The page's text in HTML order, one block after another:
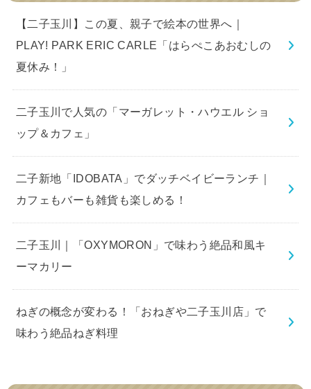
【二子玉川】この夏、親子で絵本の世界へ｜
PLAY! PARK ERIC CARLE「はらぺこあおむしの
夏休み！」
二子玉川で人気の「マーガレット・ハウエル ショ
ップ＆カフェ」
二子新地「IDOBATA」でダッチベイビーランチ｜
カフェもバーも雑貨も楽しめる！
二子玉川｜「OXYMORON」で味わう絶品和風キ
ーマカリー
ねぎの概念が変わる！「おねぎや二子玉川店」で
味わう絶品ねぎ料理